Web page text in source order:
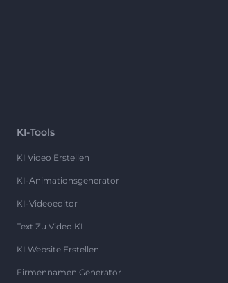
KI-Tools
KI Video Erstellen
KI-Animationsgenerator
KI-Videoeditor
Text Zu Video KI
KI Website Erstellen
Firmennamen Generator